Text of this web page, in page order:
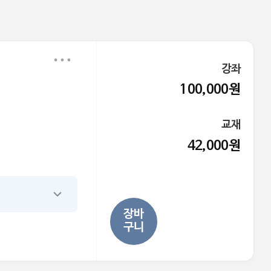
강좌
100,000원
교재
42,000원
장바
구니